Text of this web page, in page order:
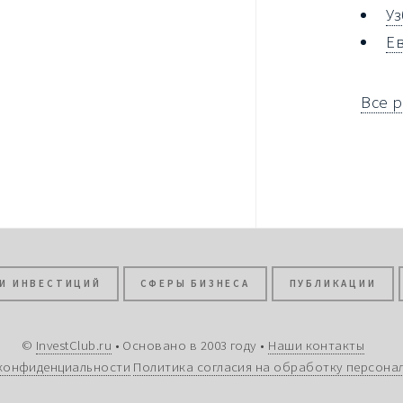
Все
ИНВЕСТИЦИЙ СФЕРЫ БИЗНЕСА ПУБЛИКАЦИИ
© InvestClub.ru • Основано в 2003 году • Наши контакты
Политика согласия на обработку